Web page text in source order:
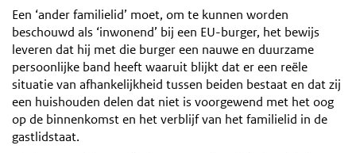
Een ‘ander familielid’ moet, om te kunnen worden
beschouwd als ‘inwonend’ bij een EU-burger, het bewijs
leveren dat hij met die burger een nauwe en duurzame
persoonlijke band heeft waaruit blijkt dat er een reële
situatie van afhankelijkheid tussen beiden bestaat en dat zij
een huishouden delen dat niet is voorgewend met het oog
op de binnenkomst en het verblijf van het familielid in de
gastlidstaat.